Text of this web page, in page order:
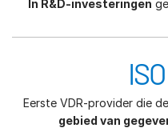
In R&D-investeringen
Eerste VDR-provider die de
gebied van